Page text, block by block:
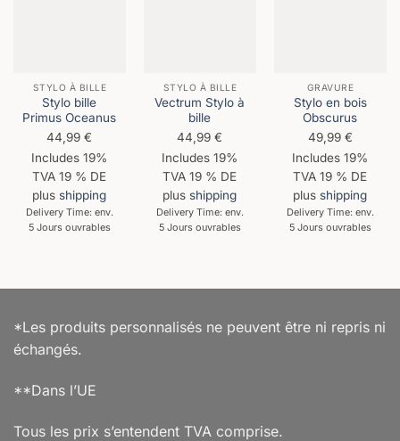
STYLO À BILLE
Stylo bille
Primus Oceanus
44,99€
Includes 19%
TVA 19 % DE
plusshipping
Delivery Time: env.
5 Jours ouvrables
STYLO À BILLE
Vectrum Stylo à
bille
44,99€
Includes 19%
TVA 19 % DE
plusshipping
Delivery Time: env.
5 Jours ouvrables
GRAVURE
Stylo en bois
Obscurus
49,99 €
Includes 19%
TVA 19 % DE
plusshipping
Delivery Time: env.
5 Jours ouvrables
*Les produits personnalisés ne peuvent être ni repris ni
échangés.
**Dans l’UE
Tous les prix s’entendent TVA comprise.